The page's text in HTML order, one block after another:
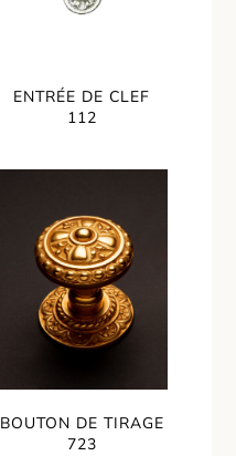
ENTRÉE DE CLEF
112
BOUTON DE TIRAGE
723